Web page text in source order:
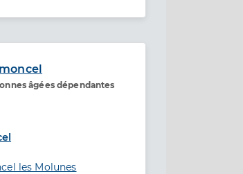
âgées dépendantes
les Molunes